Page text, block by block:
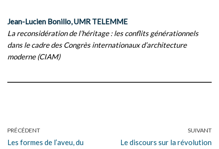
Jean-Lucien Bonillo, UMR TELEMME
La reconsidération de l’héritage : les conflits générationnels
dans le cadre des Congrès internationaux d’architecture
moderne (CIAM)
PRÉCÉDENT
Les formes de l’aveu, du
SUIVANT
Le discours sur la révolution